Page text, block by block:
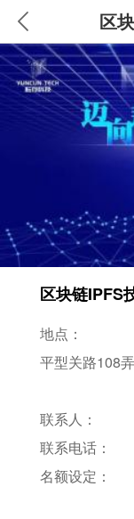
区
区块链IPFS
地点：
平型关路108
联系人：
联系电话：
名额设定：